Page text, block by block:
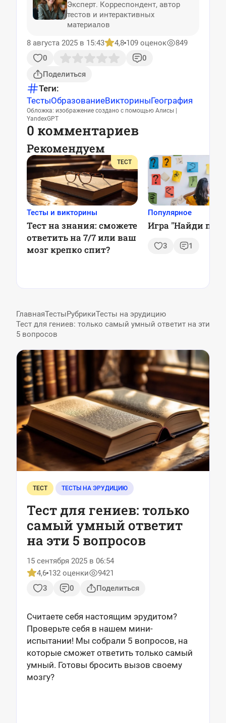
Эксперт. Корреспондент, автор
тестов и интерактивных
материалов
8 августа 2025 в 15:43
4,8 109 оценок
849
0
0
Поделиться
Теги:
ТестыОбразованиеВикториныГеография
Обложка: изображение создано с помощью Алисы |
YandexGPT
0 комментариев
Рекомендуем
ТЕСТ
Тесты и викторины
Тест на знания: сможете
ответить на 7/7 или ваш
мозг крепко спит?
Популярное
Игра "Найди
3 1
ГлавнаяТестыРубрикиТесты на эрудицию
Тест для гениев: только самый умный ответит на эти
5 вопросов
ТЕСТ ТЕСТЫ НА ЭРУДИЦИЮ
Тест для гениев: только
самый умный ответит
на эти 5 вопросов
15 сентября 2025 в 06:54
4,6 132 оценки
9421
3
0 Поделиться
Считаете себя настоящим эрудитом?
Проверьте себя в нашем мини-
испытании! Мы собрали 5 вопросов, на
которые сможет ответить только самый
умный. Готовы бросить вызов своему
мозгу?